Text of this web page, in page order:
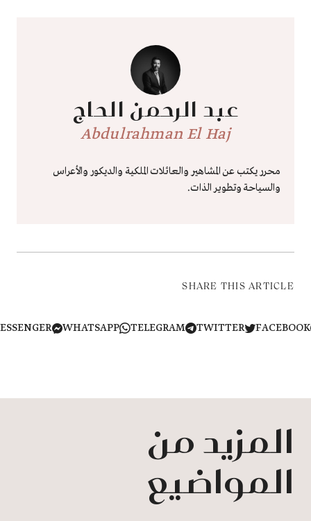
عبد الرحمن الحاج
Abdulrahman El Haj
محرر يكتب عن المشاهير والعائلات الملكية والديكور والأعراس
والسياحة وتطوير الذات.
SHARE THIS ARTICLE
TWITTER
TELEGRAM
WHATSAPP
MESSENGER
المزيد من
المواضيع